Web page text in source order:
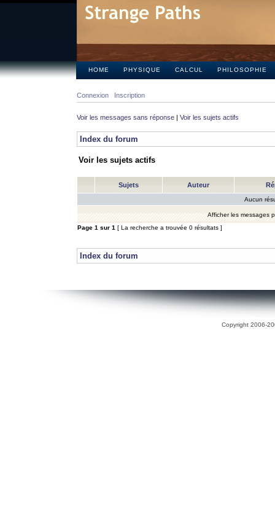
HOME PHYSIQUE CALCUL PHILOSOPHIE
Connexion Inscription
Voir les messages sans réponse | Voir les sujets actifs
Index du forum
Voir les sujets actifs
Sujets Auteur
Aucun
Afficher les messages
Page 1 sur 1 [ La recherche a trouvée 0 résultats ]
Index du forum
Copyright 2006-